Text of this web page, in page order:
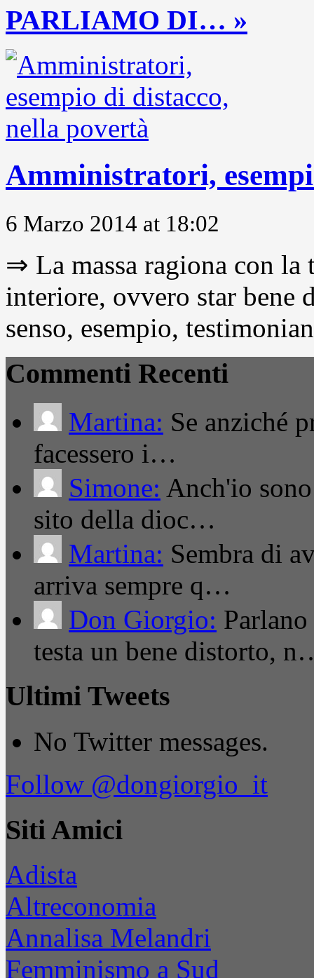
PARLIAMO DI… »
Amministratori,
6 Marzo 2014 at 18:02
⇒ La massa ragiona con
interiore, ovvero star
senso, esempio,
Commenti Recenti
Martina: Se anziché
facessero i…
Simone: Anch'io
sito della dioc…
Martina: Sembra di
arriva sempre q…
Don Giorgio:
testa un bene distorto,
Ultimi Tweets
No Twitter messages.
Follow @dongiorgio_it
Siti Amici
Adista
Altreconomia
Annalisa Melandri
Femminismo a Sud